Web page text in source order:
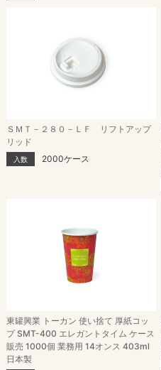
ＳＭＴ－２８０－ＬＦ リフトアップ
リッド
入数 2000ケース
東罐興業 トーカン 使い捨て 厚紙コッ
プ SMT-400 エレガントタイム ケース
販売 1000個 業務用 14オンス 403ml
日本製